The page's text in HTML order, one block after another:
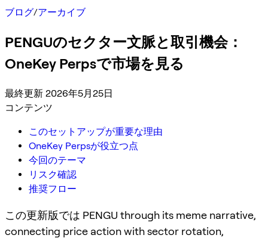
ブログ/アーカイブ
PENGUのセクター文脈と取引機会：
OneKey Perpsで市場を見る
最終更新 2026年5月25日
コンテンツ
このセットアップが重要な理由
OneKey Perpsが役立つ点
今回のテーマ
リスク確認
推奨フロー
この更新版では PENGU through its meme narrative,
connecting price action with sector rotation,